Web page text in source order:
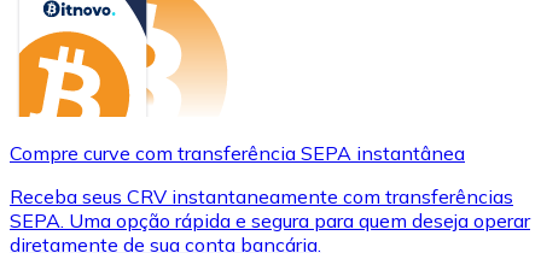
Compre curve com transferência SEPA instantânea
Receba seus CRV instantaneamente com transferências
SEPA. Uma opção rápida e segura para quem deseja operar
diretamente de sua conta bancária.